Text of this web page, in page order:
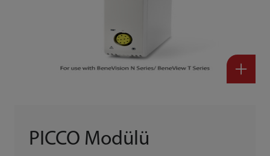
PICCO Modülü